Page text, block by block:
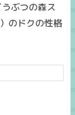
ぶつの森ス
のドクの性格